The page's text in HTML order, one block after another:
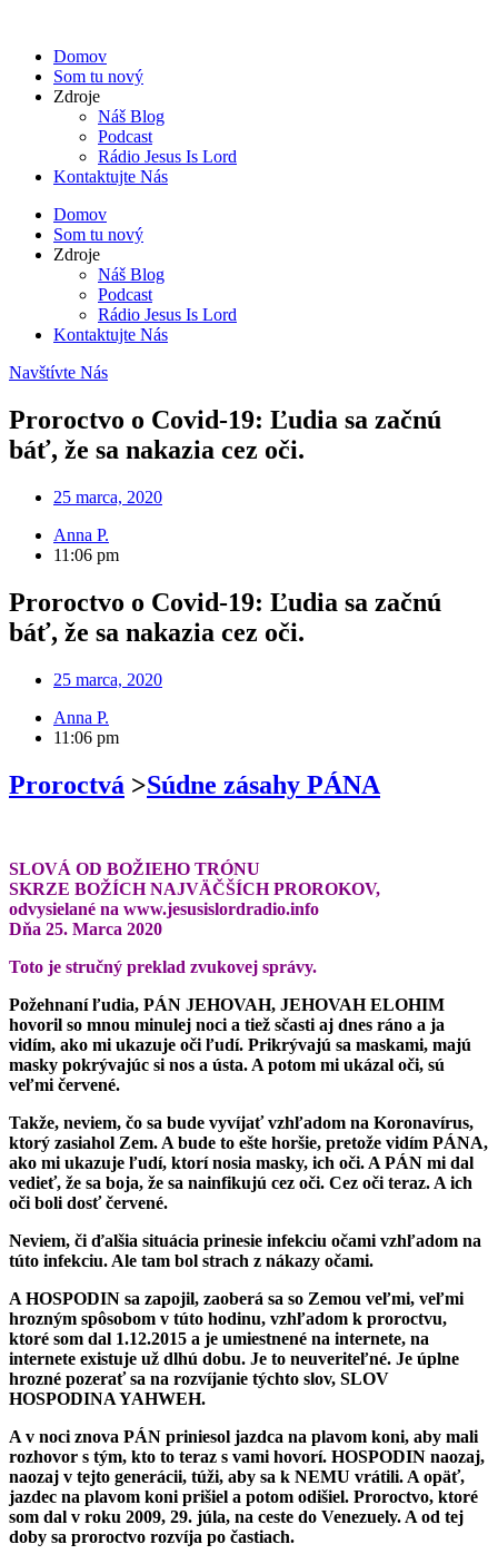
Domov
Som tu nový
Zdroje
Náš Blog
Podcast
Rádio Jesus Is Lord
Kontaktujte Nás
Domov
Som tu nový
Zdroje
Náš Blog
Podcast
Rádio Jesus Is Lord
Kontaktujte Nás
Navštívte Nás
Proroctvo o Covid-19: Ľudia sa začnú
báť, že sa nakazia cez oči.
25 marca, 2020
Anna P.
11:06 pm
Proroctvo o Covid-19: Ľudia sa začnú
báť, že sa nakazia cez oči.
25 marca, 2020
Anna P.
11:06 pm
Proroctvá >Súdne zásahy PÁNA
SLOVÁ OD BOŽIEHO TRÓNU
SKRZE BOŽÍCH NAJVÄČŠÍCH PROROKOV,
odvysielané na www.jesusislordradio.info
Dňa 25. Marca 2020
Toto je stručný preklad zvukovej správy.
Požehnaní ľudia, PÁN JEHOVAH, JEHOVAH ELOHIM
hovoril so mnou minulej noci a tiež sčasti aj dnes ráno a ja
vidím, ako mi ukazuje oči ľudí. Prikrývajú sa maskami, majú
masky pokrývajúc si nos a ústa. A potom mi ukázal oči, sú
veľmi červené.
Takže, neviem, čo sa bude vyvíjať vzhľadom na Koronavírus,
ktorý zasiahol Zem. A bude to ešte horšie, pretože vidím PÁNA,
ako mi ukazuje ľudí, ktorí nosia masky, ich oči. A PÁN mi dal
vedieť, že sa boja, že sa nainfikujú cez oči. Cez oči teraz. A ich
oči boli dosť červené.
Neviem, či ďalšia situácia prinesie infekciu očami vzhľadom na
túto infekciu. Ale tam bol strach z nákazy očami.
A HOSPODIN sa zapojil, zaoberá sa so Zemou veľmi, veľmi
hrozným spôsobom v túto hodinu, vzhľadom k proroctvu,
ktoré som dal 1.12.2015 a je umiestnené na internete, na
internete existuje už dlhú dobu. Je to neuveriteľné. Je úplne
hrozné pozerať sa na rozvíjanie týchto slov, SLOV
HOSPODINA YAHWEH.
A v noci znova PÁN priniesol jazdca na plavom koni, aby mali
rozhovor s tým, kto to teraz s vami hovorí. HOSPODIN naozaj,
naozaj v tejto generácii, túži, aby sa k NEMU vrátili. A opäť,
jazdec na plavom koni prišiel a potom odišiel. Proroctvo, ktoré
som dal v roku 2009, 29. júla, na ceste do Venezuely. A od tej
doby sa proroctvo rozvíja po častiach.